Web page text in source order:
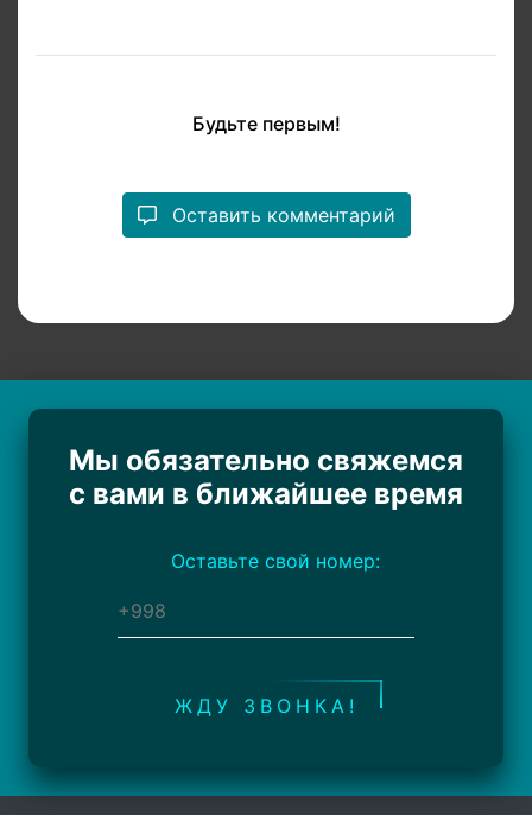
Будьте первым!
Оставить комментарий
Мы обязательно свяжемся
с вами в ближайшее время
Оставьте свой номер:
ЖДУ ЗВОНКА!